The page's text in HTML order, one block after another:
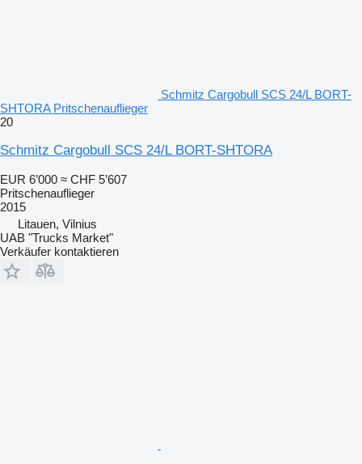
Schmitz Cargobull SCS 24/L BORT-
SHTORA Pritschenauflieger
20
Schmitz Cargobull SCS 24/L BORT-SHTORA
EUR 6’000 ≈ CHF 5’607
Pritschenauflieger
2015
Litauen, Vilnius
UAB "Trucks Market"
Verkäufer kontaktieren